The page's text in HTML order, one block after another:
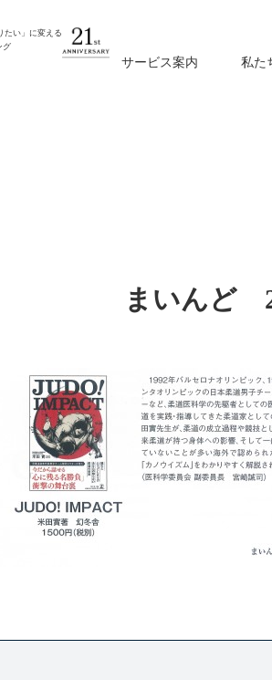
たい」に変える
サービス案内 私た
まいんど